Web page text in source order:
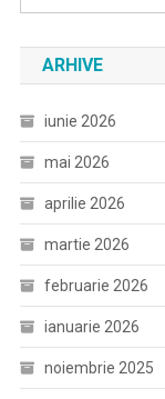
ARHIVE
iunie 2026
mai 2026
aprilie 2026
martie 2026
februarie 2026
ianuarie 2026
noiembrie 2025